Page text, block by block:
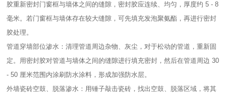
胶重新密封门窗框与墙体之间的缝隙，密封胶应连续、均匀，厚度约 5 - 8
毫米。若门窗框与墙体存在较大缝隙，可先填充发泡聚氨酯，再进行密封
胶处理。​
管道穿墙部位渗水：清理管道周边杂物、灰尘，对于松动的管道，重新固
定。用密封胶对管道与墙体之间的缝隙进行填充密封，然后在管道周边 30
- 50 厘米范围内涂刷防水涂料，形成加强防水层。​
外墙瓷砖空鼓、脱落渗水：用锤子敲击瓷砖，找出空鼓、脱落区域，将其